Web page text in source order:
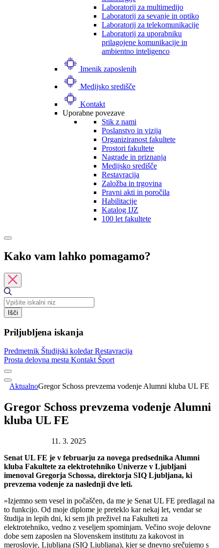
Laboratorij za multimedijo
Laboratorij za sevanje in optiko
Laboratorij za telekomunikacije
Laboratorij za uporabniku
prilagojene komunikacije in
ambientno inteligenco
Imenik zaposlenih
Medijsko središče
Kontakt
Uporabne povezave
Stik z nami
Poslanstvo in vizija
Organiziranost fakultete
Prostori fakultete
Nagrade in priznanja
Medijsko središče
Restavracija
Založba in trgovina
Pravni akti in poročila
Habilitacije
Katalog IJZ
100 let fakultete
Kako vam lahko pomagamo?
Išči
Priljubljena iskanja
Predmetnik Študijski koledarRestavracija
Prosta delovna mesta Kontakt Šport
AktualnoGregor Schoss prevzema vodenje Alumni kluba UL FE
Gregor Schoss prevzema vodenje Alumni
kluba UL FE
11. 3. 2025
Senat UL FE je v februarju za novega predsednika Alumni
kluba Fakultete za elektrotehniko Univerze v Ljubljani
imenoval Gregorja Schossa, direktorja SIQ Ljubljana, ki
prevzema vodenje za naslednji dve leti.
»Izjemno sem vesel in počaščen, da me je Senat UL FE predlagal na
to funkcijo. Od moje diplome je preteklo kar nekaj let, vendar se
študija in lepih dni, ki sem jih preživel na Fakulteti za
elektrotehniko, vedno z veseljem spominjam. Večino svoje delovne
dobe sem zaposlen na Slovenskem institutu za kakovost in
meroslovje, Ljubljana (SIQ Ljubljana), kjer se dnevno srečujemo s